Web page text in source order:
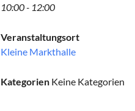
10:00 - 12:00
Veranstaltungsort
Kleine Markthalle
KategorienKeine Kategorien